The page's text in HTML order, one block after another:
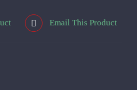
Email This Product